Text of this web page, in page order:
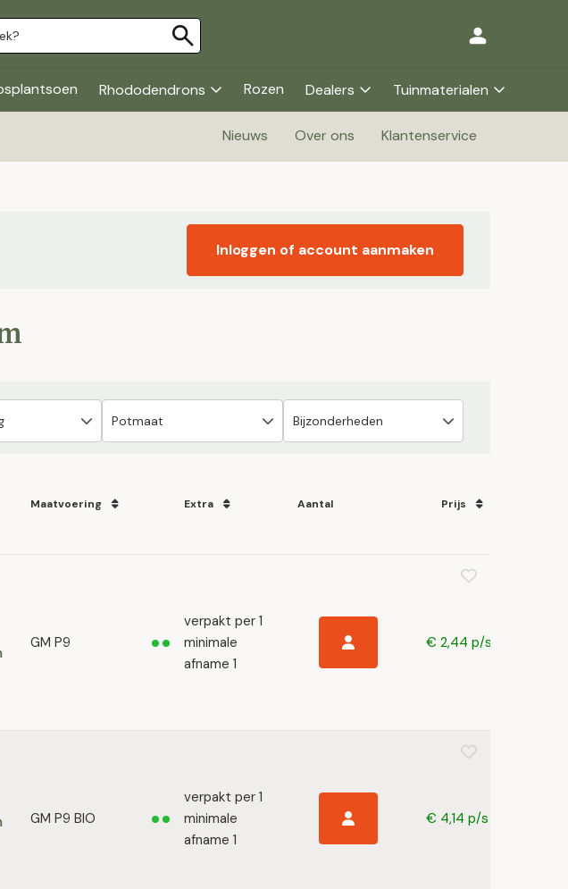
Rhododendrons Rozen Dealers Tuinmaterialen
Nieuws Over ons Klantenservice
Inloggen of account aanmaken
Maatvoering Extra Aantal Prijs
GM P9
verpakt per 1
minimale
afname 1
€ 2,44 p/s
GM P9 BIO
verpakt per 1
minimale
afname 1
€ 4,14 p/s